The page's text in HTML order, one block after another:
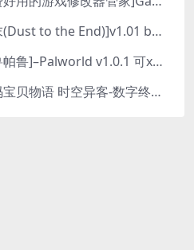
[尘末(Dust to the End)]v1.01 build9321107
[幻兽帕鲁]–Palworld v1.0.1 可xbox联机
[数码宝贝物语 时空异客-数字终极版]- Digimon Story Time Stranger-Build.23514637